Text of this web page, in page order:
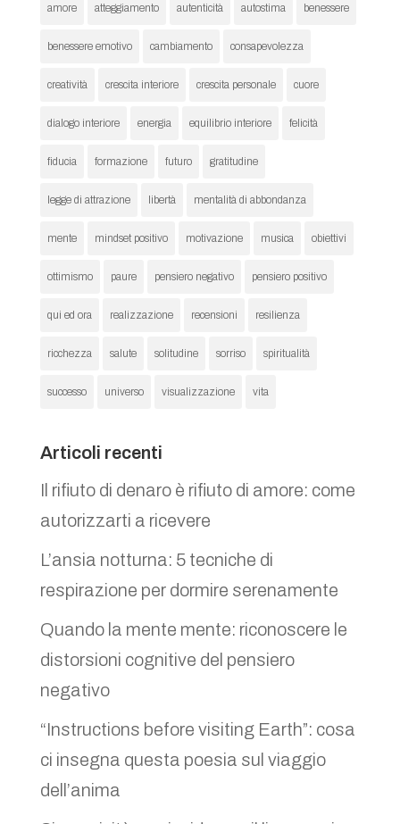
amore atteggiamento autenticità autostima benessere
benessere emotivo cambiamento consapevolezza
creatività crescita interiore crescita personale cuore
dialogo interiore energia equilibrio interiore felicità
fiducia formazione futuro gratitudine
legge di attrazione libertà mentalità di abbondanza
mente mindset positivo motivazione musica obiettivi
ottimismo paure pensiero negativo pensiero positivo
qui ed ora realizzazione recensioni resilienza
ricchezza salute solitudine sorriso spiritualità
successo universo visualizzazione vita
Articoli recenti
Il rifiuto di denaro è rifiuto di amore: come
autorizzarti a ricevere
L’ansia notturna: 5 tecniche di
respirazione per dormire serenamente
Quando la mente mente: riconoscere le
distorsioni cognitive del pensiero
negativo
“Instructions before visiting Earth”: cosa
ci insegna questa poesia sul viaggio
dell’anima